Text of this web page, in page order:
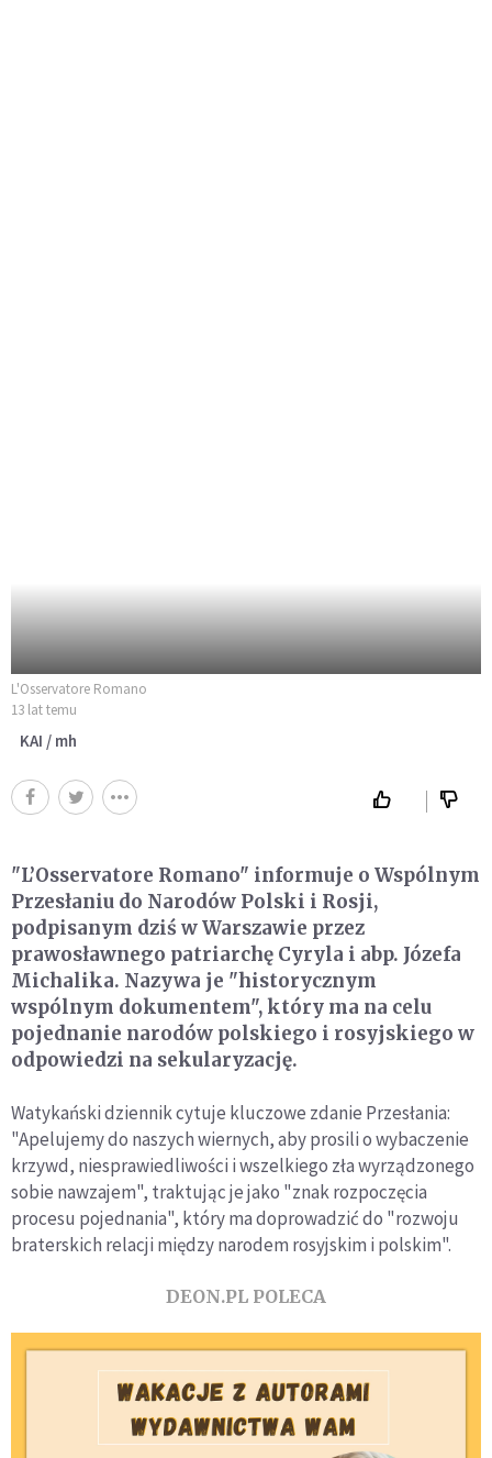
L'Osservatore Romano
13 lat temu
KAI / mh
"L’Osservatore Romano" informuje o Wspólnym
Przesłaniu do Narodów Polski i Rosji,
podpisanym dziś w Warszawie przez
prawosławnego patriarchę Cyryla i abp. Józefa
Michalika. Nazywa je "historycznym
wspólnym dokumentem", który ma na celu
pojednanie narodów polskiego i rosyjskiego w
odpowiedzi na sekularyzację.
Watykański dziennik cytuje kluczowe zdanie Przesłania:
"Apelujemy do naszych wiernych, aby prosili o wybaczenie
krzywd, niesprawiedliwości i wszelkiego zła wyrządzonego
sobie nawzajem", traktując je jako "znak rozpoczęcia
procesu pojednania", który ma doprowadzić do "rozwoju
braterskich relacji między narodem rosyjskim i polskim".
DEON.PL POLECA